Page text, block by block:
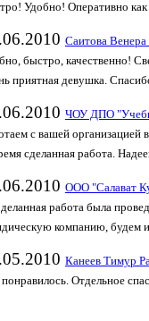
Удобно! Оперативно как
Саитова
быстро, качественно!
приятная девушка.
ЧОУ ДПО
с вашей организацией
сделанная работа.
ООО "Салават
работа была
компанию, будем
Канеев Тимур
Отдельное